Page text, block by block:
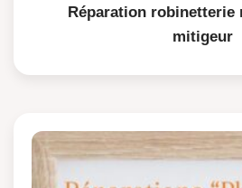
Réparation robinetterie
mitigeur